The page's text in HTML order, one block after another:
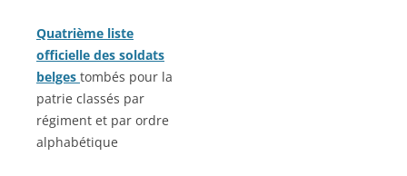
Quatrième liste
officielle des soldats
belges tombés pour la
patrie classés par
régiment et par ordre
alphabétique